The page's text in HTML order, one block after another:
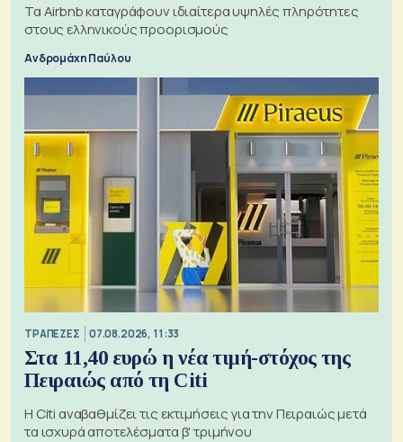
Τα Airbnb καταγράφουν ιδιαίτερα υψηλές πληρότητες
στους ελληνικούς προορισμούς
Ανδρομάχη Παύλου
ΤΡΑΠΕΖΕΣ 07.08.2026, 11:33
Στα 11,40 ευρώ η νέα τιμή-στόχος της
Πειραιώς από τη Citi
Η Citi αναβαθμίζει τις εκτιμήσεις για την Πειραιώς μετά
τα ισχυρά αποτελέσματα β' τριμήνου